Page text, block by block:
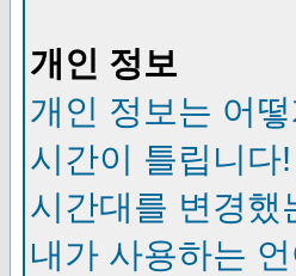
개인 정보
개인 정보는 어
시간이 틀립니다!
시간대를 변경했
내가 사용하는